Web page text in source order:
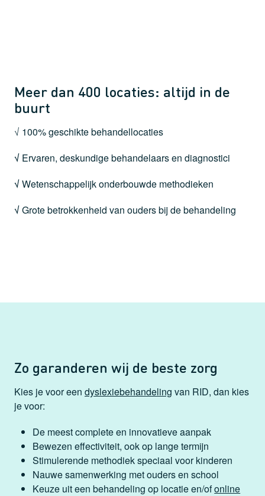
Meer dan 400 locaties: altijd in de
buurt
√ 100% geschikte behandellocaties
√ Ervaren, deskundige behandelaars en diagnostici
√Wetenschappelijk onderbouwde methodieken
√Grote betrokkenheid van ouders bij de behandeling
Zo garanderen wij de beste zorg
Kies je voor een dyslexiebehandeling van RID, dan kies
je voor:
De meest complete en innovatieve aanpak
Bewezen effectiviteit, ook op lange termijn
Stimulerende methodiek speciaal voor kinderen
Nauwe samenwerking met ouders en school
Keuze uit een behandeling op locatie en/ofonline